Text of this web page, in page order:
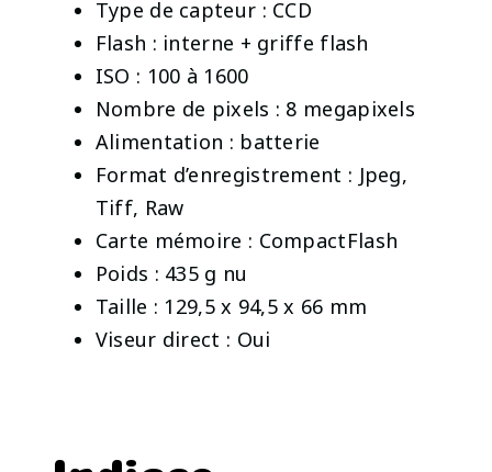
Type de capteur : CCD
Flash : interne + griffe flash
ISO : 100 à 1600
Nombre de pixels : 8 megapixels
Alimentation : batterie
Format d’enregistrement : Jpeg,
Tiff, Raw
Carte mémoire : CompactFlash
Poids : 435 g nu
Taille : 129,5 x 94,5 x 66 mm
Viseur direct : Oui